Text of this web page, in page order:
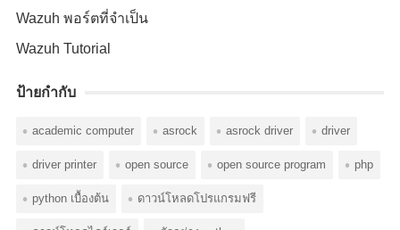
Wazuh พอร์ตที่จำเป็น
Wazuh Tutorial
ป้ายกำกับ
academic computer asrock asrock driver driver
driver printer open source open source program php
python เบื้องต้น ดาวน์โหลดโปรแกรมฟรี